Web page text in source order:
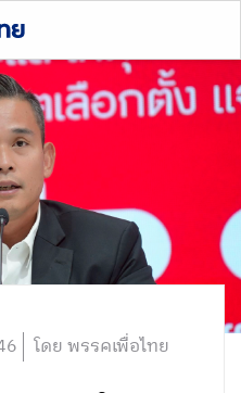
โดย พรรคเพื่อไทย